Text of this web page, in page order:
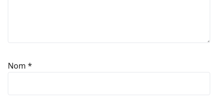
Nom *